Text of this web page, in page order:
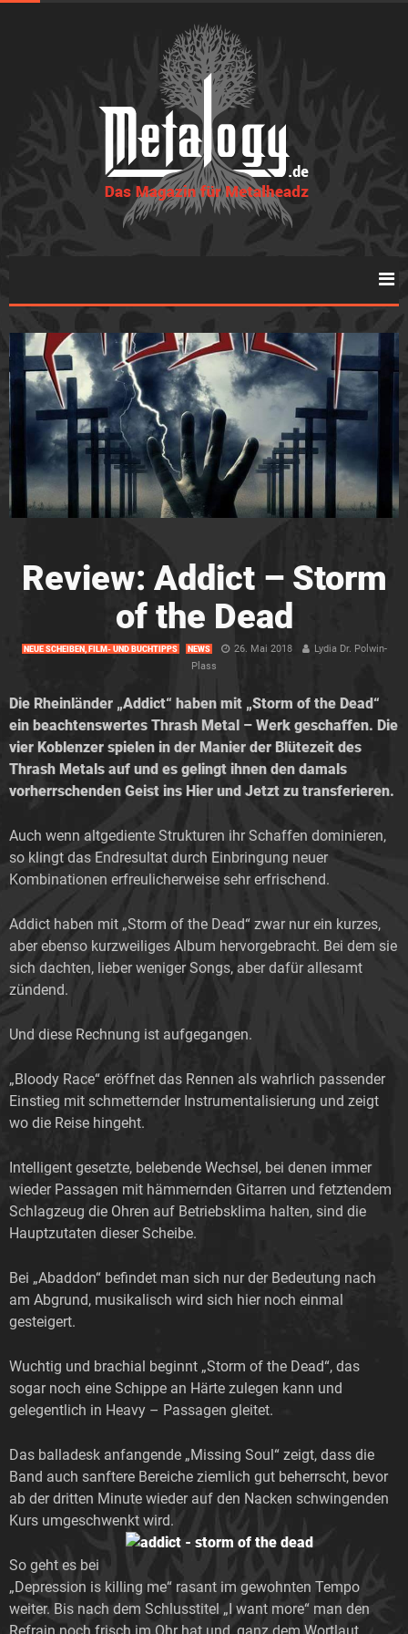
Review: Addict – Storm
of the Dead
NEUE SCHEIBEN, FILM- UND BUCHTIPPS NEWS 26. Mai 2018
Lydia Dr. Polwin-
Plass
Die Rheinländer „Addict“ haben mit „Storm of the Dead“
ein beachtenswertes Thrash Metal – Werk geschaffen. Die
vier Koblenzer spielen in der Manier der Blütezeit des
Thrash Metals auf und es gelingt ihnen den damals
vorherrschenden Geist ins Hier und Jetzt zu transferieren.
Auch wenn altgediente Strukturen ihr Schaffen dominieren,
so klingt das Endresultat durch Einbringung neuer
Kombinationen erfreulicherweise sehr erfrischend.
Addict haben mit „Storm of the Dead“ zwar nur ein kurzes,
aber ebenso kurzweiliges Album hervorgebracht. Bei dem sie
sich dachten, lieber weniger Songs, aber dafür allesamt
zündend.
Und diese Rechnung ist aufgegangen.
„Bloody Race“ eröffnet das Rennen als wahrlich passender
Einstieg mit schmetternder Instrumentalisierung und zeigt
wo die Reise hingeht.
Intelligent gesetzte, belebende Wechsel, bei denen immer
wieder Passagen mit hämmernden Gitarren und fetztendem
Schlagzeug die Ohren auf Betriebsklima halten, sind die
Hauptzutaten dieser Scheibe.
Bei „Abaddon“ befindet man sich nur der Bedeutung nach
am Abgrund, musikalisch wird sich hier noch einmal
gesteigert.
Wuchtig und brachial beginnt „Storm of the Dead“, das
sogar noch eine Schippe an Härte zulegen kann und
gelegentlich in Heavy – Passagen gleitet.
Das balladesk anfangende „Missing Soul“ zeigt, dass die
Band auch sanftere Bereiche ziemlich gut beherrscht, bevor
ab der dritten Minute wieder auf den Nacken schwingenden
Kurs umgeschwenkt wird.
So geht es bei
„Depression is killing me“ rasant im gewohnten Tempo
weiter. Bis nach dem Schlusstitel „I want more“ man den